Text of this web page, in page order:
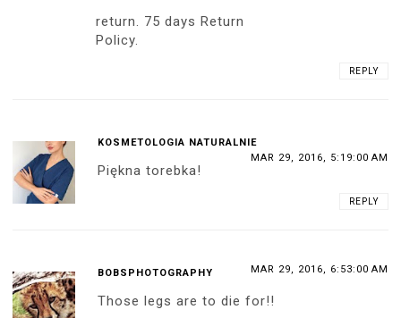
return. 75 days Return
Policy.
REPLY
KOSMETOLOGIA NATURALNIE
MAR 29, 2016, 5:19:00 AM
Piękna torebka!
REPLY
BOBSPHOTOGRAPHY MAR 29, 2016, 6:53:00 AM
Those legs are to die for!!